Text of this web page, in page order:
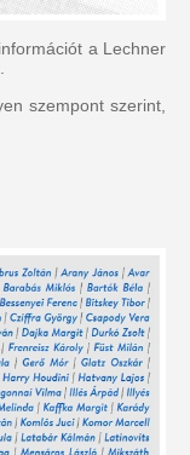
a Lechner
szempont szerint,